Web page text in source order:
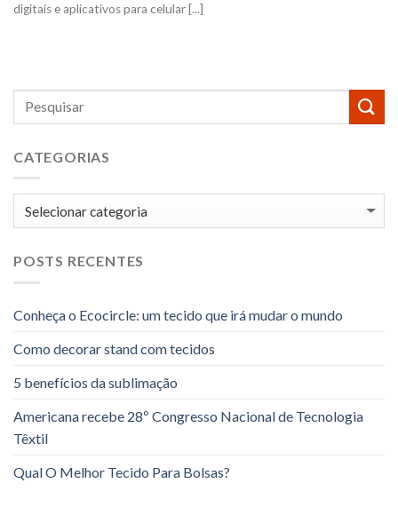
CATEGORIAS
Categorias
POSTS RECENTES
Conheça o Ecocircle: um tecido que irá mudar o mundo
Como decorar stand com tecidos
5 benefícios da sublimação
Americana recebe 28º Congresso Nacional de Tecnologia
Têxtil
Qual O Melhor Tecido Para Bolsas?
digitais e aplicativos para celular [...]